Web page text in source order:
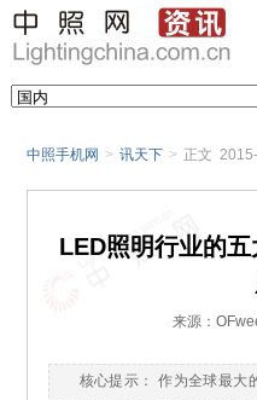
中照手机网 > 讯天下 > 正文
LED照明行业的
来源：
核心提示： 作为全球最大